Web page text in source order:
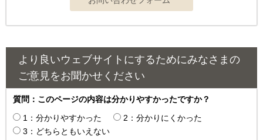
より良いウェブサイトにするためにみなさまの
ご意見をお聞かせください
質問：このページの内容は分かりやすかったですか？
1：分かりやすかった
2：分かりにくかった
3：どちらともいえない